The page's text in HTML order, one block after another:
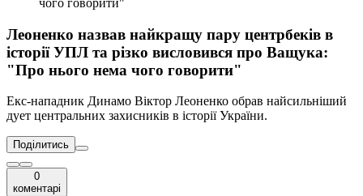
чого говорити"
Леоненко назвав найкращу пару центрбеків в
історії УПЛ та різко висловився про Ващука:
"Про нього нема чого говорити"
Екс-нападник Динамо Віктор Леоненко обрав найсильніший
дует центральних захисників в історії України.
Поділитись
0
коментарі